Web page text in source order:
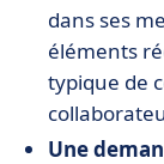
dans ses
éléments
typique de
Une